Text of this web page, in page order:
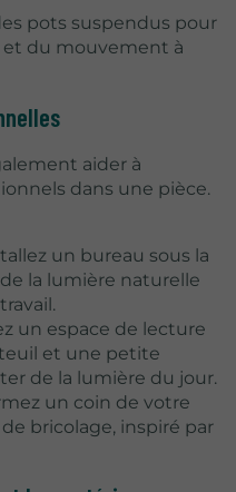
pots suspendus pour
du mouvement à
aider à
dans une pièce.
un bureau sous la
la lumière naturelle
un espace de lecture
et une petite
de la lumière du jour.
un coin de votre
bricolage, inspiré par